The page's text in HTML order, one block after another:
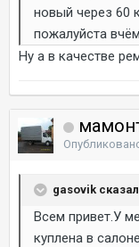
новый через 60
пожалуйста
Ну а в качестве
gasovik
Всем привет.У
куплена в